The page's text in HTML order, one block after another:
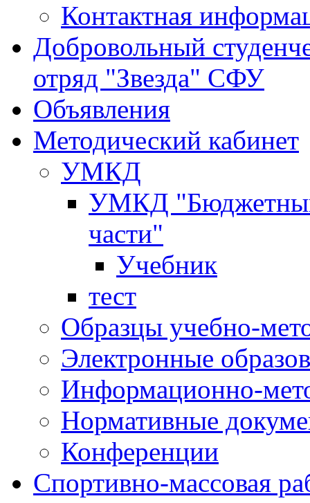
Контактная
Добровольный
отряд "Звезда" СФУ
Объявления
Методический кабинет
УМКД
УМКД "Бюджетный
части"
Учебник
тест
Образцы учебно-
Электронные
Информационно-
Нормативные
Конференции
Спортивно-массовая